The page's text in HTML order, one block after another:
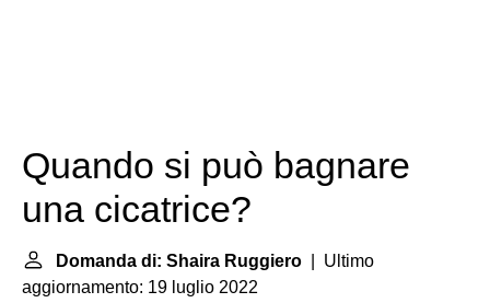
Quando si può bagnare
una cicatrice?
Domanda di: Shaira Ruggiero | Ultimo
aggiornamento: 19 luglio 2022